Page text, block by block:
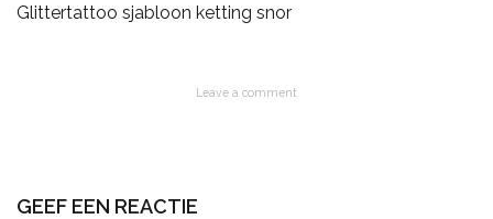
Glittertattoo sjabloon ketting snor
Leave a comment
GEEF EEN REACTIE